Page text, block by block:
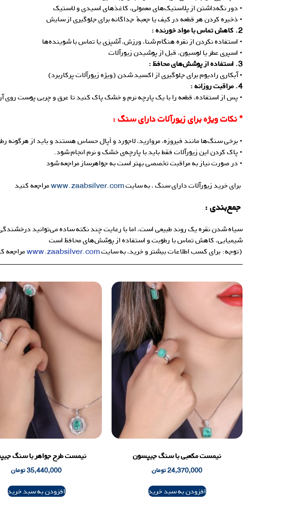
• دور نگه‌داشتن از پلاستیک‌های معمولی، کاغذهای اسیدی و لاستیک
• ذخیره کردن هر قطعه در کیف یا جعبهٔ جداگانه برای جلوگیری از سایش
2. کاهش تماس با مواد خورنده :
• استفاده نکردن از نقره هنگام شنا، ورزش، آشپزی یا تماس با شوینده‌ها
• اسپری عطر یا لوسیون، قبل از پوشیدن زیورآلات
3. استفاده از پوشش‌های محافظ :
• آبکاری رادیوم برای جلوگیری از اکسید شدن (ویژه زیورآلات پرکاربرد)
4. مراقبت روزانه :
• پس از استفاده، قطعه را با یک پارچه نرم و خشک پاک کنید تا عرق و چربی پوست روی
* نکات ویژه برای زیورآلات دارای سنگ :
• برخی سنگ‌ها مانند فیروزه، مروارید، لاجورد و اُپال حساس هستند و باید از هرگونه
• پاک کردن این زیورآلات فقط باید با پارچه‌ی خشک و نرم انجام شود.
• در صورت نیاز به مراقبت تخصصی بهتر است به جواهرساز مراجعه شود
برای خرید زیورآلات دارای سنگ ، به سایتwww.zaabsilver.comمراجعه کنید
جمع‌بندی :
سیاه شدن نقره یک روند طبیعی است، اما با رعایت چند نکته ساده می‌توانید
شیمیایی، کاهش تماس با رطوبت و استفاده از پوشش‌های محافظ است
(توجه: برای کسب اطلاعات بیشتر و خرید، به سایتwww.zaabsilver.comمراجعه
نیمست مکعبی با سنگ جیپسون
24,370,000تومان
افزودن به سبد خرید
نیمست طرح جواهر با سنگ
35,440,000تومان
افزودن به سبد خرید